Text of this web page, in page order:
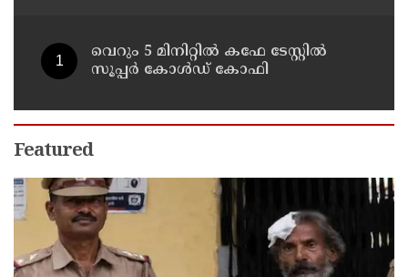
വെറും 5 മിനിറ്റിൽ കഫേ ടേസ്റ്റിൽ
സൂപ്പർ കോൾഡ് കോഫി
Featured